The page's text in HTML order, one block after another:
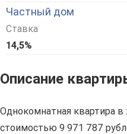
Частный дом
Ставка
14,5%
Описание
Однокомнатная квартира
стоимостью 9 971 787